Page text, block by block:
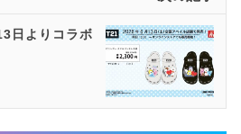
日よりコラボ